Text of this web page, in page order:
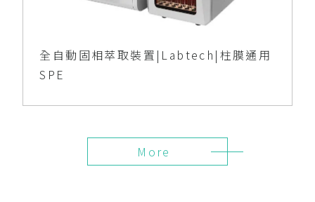
全自動固相萃取裝置|Labtech|柱膜通用
SPE
More